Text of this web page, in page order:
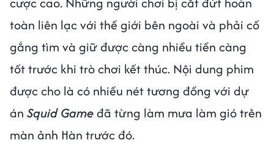
toàn liên lạc với thế giới bên ngoài và phải cố
gắng tìm và giữ được càng nhiều tiền càng
tốt trước khi trò chơi kết thúc. Nội dung phim
được cho là có nhiều nét tương đồng với dự
án Squid Gameđã từng làm mưa làm gió trên
màn ảnh Hàn trước đó.